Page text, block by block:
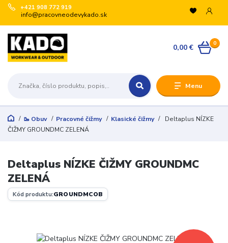
Menu
+421 908 772 919
info@pracovneodevykado.sk
0
0,00 €
🥾 Obuv Pracovné čižmy Klasické čižmy
Deltaplus NÍZKE
ČIŽMY GROUNDMC ZELENÁ
Deltaplus NÍZKE ČIŽMY GROUNDMC
ZELENÁ
Kód produktu:GROUNDMCOB